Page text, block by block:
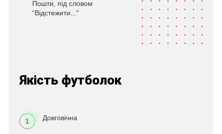
Пошти, під словом
“Відстежити..."
Якість футболок
1 Довговічна